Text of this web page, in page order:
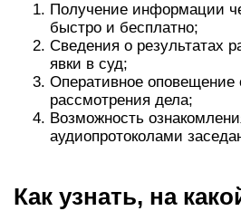
Получение информации
быстро и бесплатно;
Сведения о результатах
явки в суд;
Оперативное оповещение
рассмотрения дела;
Возможность
аудиопротоколами
Как узнать, на